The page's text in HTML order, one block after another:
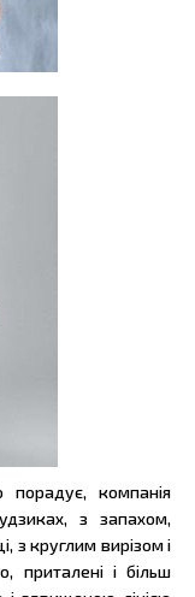
порадує, компанія
з запахом,
з круглим вирізом і
приталені і більш